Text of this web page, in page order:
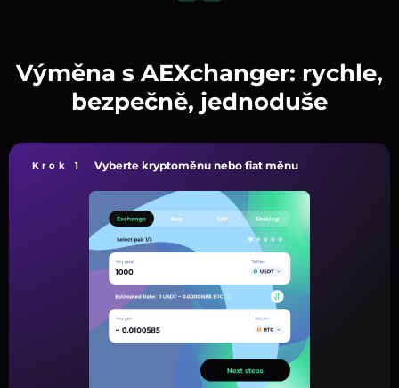
Výměna s AEXchanger: rychle,
bezpečně, jednoduše
Krok 1 Vyberte kryptoměnu nebo fiat měnu